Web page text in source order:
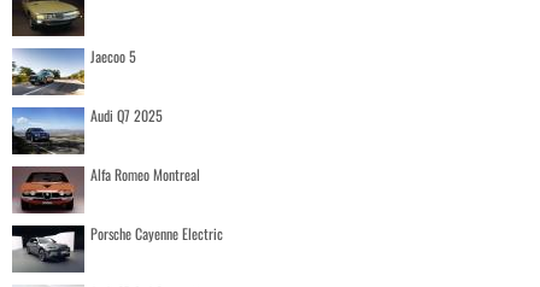
Jaecoo 5
Audi Q7 2025
Alfa Romeo Montreal
Porsche Cayenne Electric